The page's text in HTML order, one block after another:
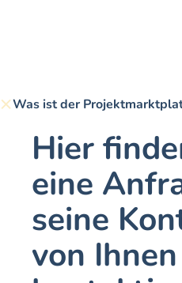
Was ist der
Hier
eine
seine
von